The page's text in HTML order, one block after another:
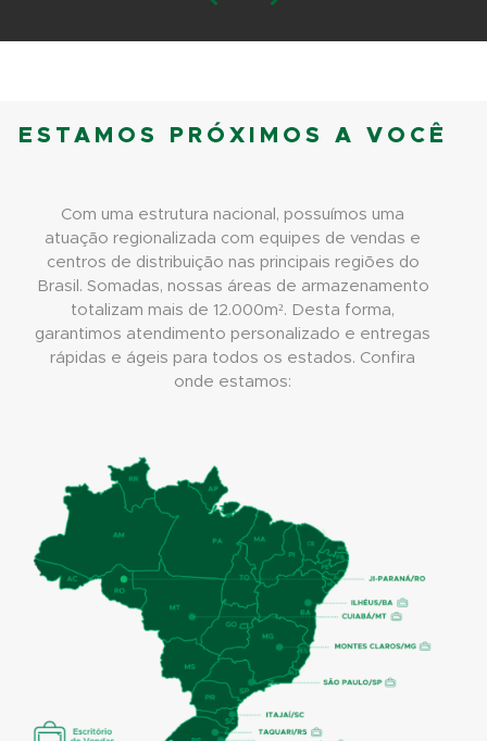
ESTAMOS PRÓXIMOS A VOCÊ
Com uma estrutura nacional, possuímos uma
atuação regionalizada com equipes de vendas e
centros de distribuição nas principais regiões do
Brasil. Somadas, nossas áreas de armazenamento
totalizam mais de 12.000m². Desta forma,
garantimos atendimento personalizado e entregas
rápidas e ágeis para todos os estados. Confira
onde estamos: